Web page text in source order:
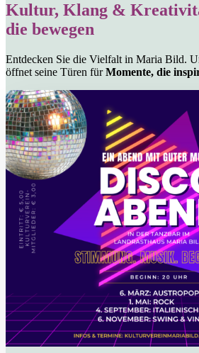
Kultur, Klang &
die bewegen
Entdecken Sie die Vielfalt in Maria Bild.
öffnet seine Türen fürMomente, die